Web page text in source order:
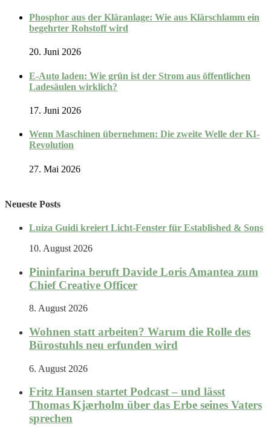
Phosphor aus der Kläranlage: Wie aus Klärschlamm ein
begehrter Rohstoff wird
20. Juni 2026
E-Auto laden: Wie grün ist der Strom aus öffentlichen
Ladesäulen wirklich?
17. Juni 2026
Wenn Maschinen übernehmen: Die zweite Welle der KI-
Revolution
27. Mai 2026
Neueste Posts
Luiza Guidi kreiert Licht-Fenster für Established & Sons
10. August 2026
Pininfarina beruft Davide Loris Amantea zum
Chief Creative Officer
8. August 2026
Wohnen statt arbeiten? Warum die Rolle des
Bürostuhls neu erfunden wird
6. August 2026
Fritz Hansen startet Podcast – und lässt
Thomas Kjærholm über das Erbe seines Vaters
sprechen